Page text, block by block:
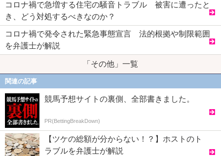
コロナ禍で急増する住宅の騒音トラブル 被害に遭ったと
き、どう対処するべきなのか？
コロナ禍で発令された緊急事態宣言 法的根拠や制限範囲
を弁護士が解説
「その他」一覧
関連の記事
競馬予想サイトの裏側、全部書きました。
PR(BettingBreakDown)
【ツケの総額が分からない！？】ホストのト
ラブルを弁護士が解説